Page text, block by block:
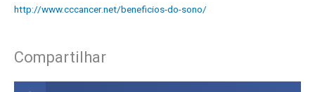
http://www.cccancer.net/beneficios-do-sono/
Compartilhar